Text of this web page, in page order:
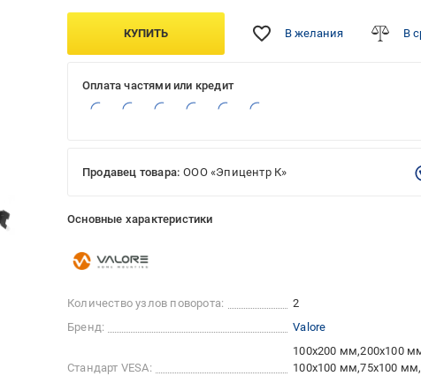
КУПИТЬ В желания В
Оплата частями или кредит
Продавец товара: ООО «Эпицентр К»
Основные характеристики
Количество узлов поворота:
2
Бренд:
Valore
Стандарт VESA:
100x200 мм 200x100
100x100 мм 75x100 мм